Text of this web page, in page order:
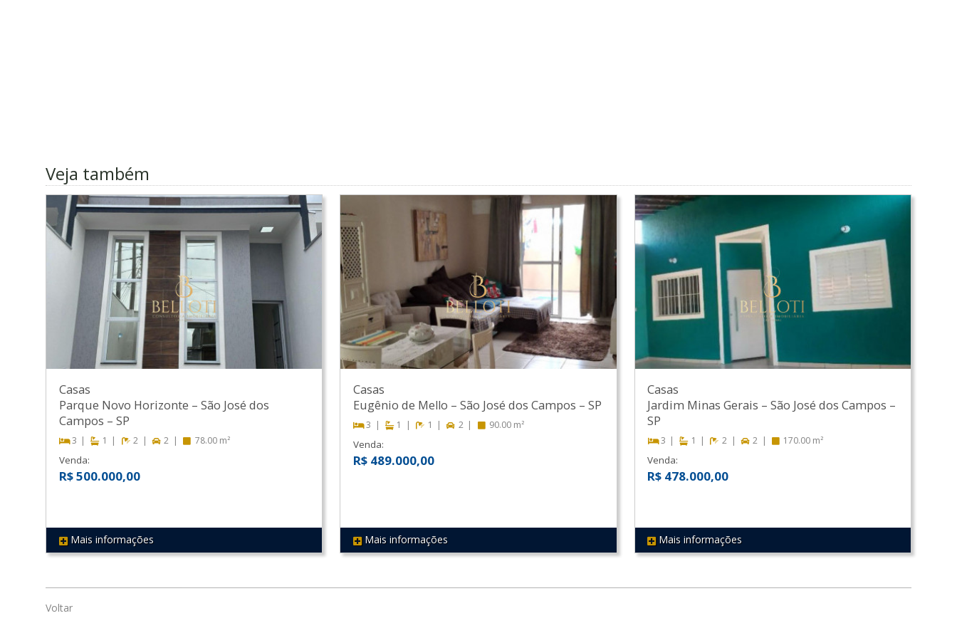
Veja também
REF 493
Casas
Parque Novo Horizonte – São José dos
Campos – SP
3 1 2 2 78.00 m²
Venda:
R$ 500.000,00
Mais informações REF 433
Casas
Eugênio de Mello – São José dos Campos – SP
3 1 1 2 90.00 m²
Venda:
R$ 489.000,00
Mais informações REF 333
Casas
Jardim Minas Gerais –São José dos Campos –
SP
3 1 2 2 170.00 m²
Venda:
R$ 478.000,00
Mais informações
Voltar